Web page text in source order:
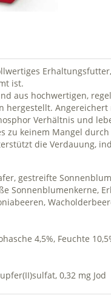
ist.
aus hochwertigen,
hergestellt.
Verhältnis und
zu keinem Mangel
die Verdauung,
gestreifte
Sonnenblumenkerne,
4,5%, Feuchte
0,32 mg Jod